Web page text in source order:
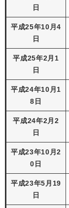
日
平成25年10月4
日
平成25年2月1
日
平成24年10月1
8日
平成24年2月2
日
平成23年10月2
0日
平成23年5月19
日